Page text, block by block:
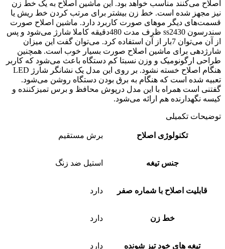
اصلاح می‌کنند مناسب خواهد بود. این ماشین اصلاح به یک خط زن
نیز مجهز شده است. خط زن بیشتر برای مرتب کردن خط ریش یا
قسمت‌های دیگر موهای صورت کاربرد دارد. ماشین اصلاح صورت
سندرسون ss2430 ظرف مدت 480دقیقه کاملا شارژ می‌شود و پس
از آن می‌توان 7بار از آن استفاده کرد. می‌توان گفت این میزان
شارژدهی برای ماشین اصلاح صورت بسیار خوب است. همچنین
طراحی ارگونومیک و وزن نسبتا کم دستگاه باعث می‌شود که کاربر
هنگام اصلاح خسته نشود. بر روی این مدل یک نشانگر شارژ LED
تعبیه شده است که هنگام به برق بودن دستگاه روشن می‌شود.
گفتنی است همراه با این مدل درپوش محافظ و برس تمیزکننده و
کیسه نگهدارنده هم ارائه می‌شود.
توضیحات تکمیلی
تکنولوژی اصلاح برش مستقیم
جنس تیغه استیل ضد زنگ
قابلیت اصلاح با شماره صفر دارد
خط زن دارد
تیغه های خود تیز شونده دارد